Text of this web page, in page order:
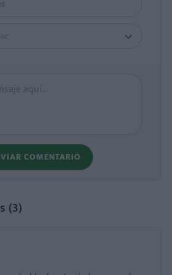
COMENTARIO
(3)